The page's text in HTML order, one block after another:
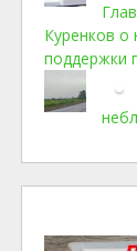
Куренков о
поддержки